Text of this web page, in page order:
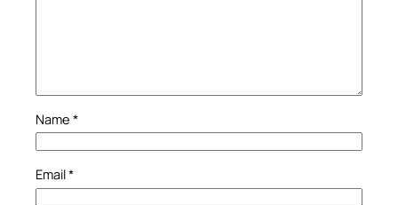
Name *
Email*